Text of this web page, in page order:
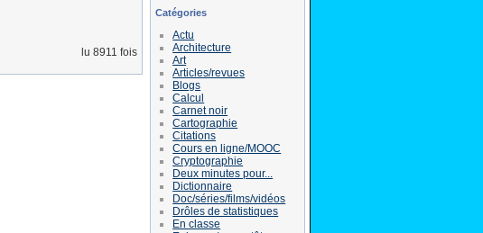
lu 8911 fois
Catégories
Actu
Architecture
Art
Articles/revues
Blogs
Calcul
Carnet noir
Cartographie
Citations
Cours en ligne/MOOC
Cryptographie
Deux minutes pour...
Dictionnaire
Doc/séries/films/vidéos
Drôles de statistiques
En classe